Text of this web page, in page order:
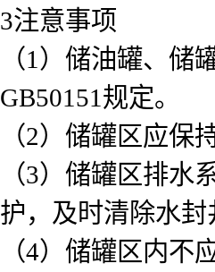
3注意事项
（1）储油罐、储
GB50151规定。
（2）储罐区应
（3）储罐区排
护，及时清除水封
（4）储罐区内不